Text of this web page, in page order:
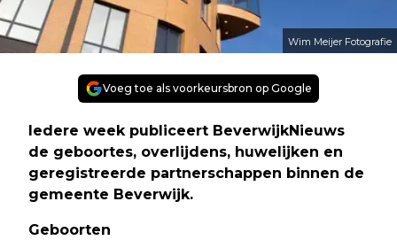
Wim Meijer Fotografie
Voeg toe als voorkeursbron op Google
Iedere week publiceert BeverwijkNieuws
de geboortes, overlijdens, huwelijken en
geregistreerde partnerschappen binnen de
gemeente Beverwijk.
Geboorten